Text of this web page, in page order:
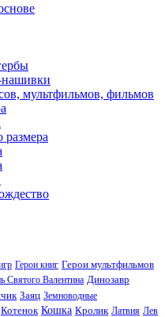
нашивки
мультфильмов, фильмов
Герои книг Герои мультфильмов
Святого Валентина Динозавр
Заяц Земноводные
Котенок Кошка Кролик Латвия Лев